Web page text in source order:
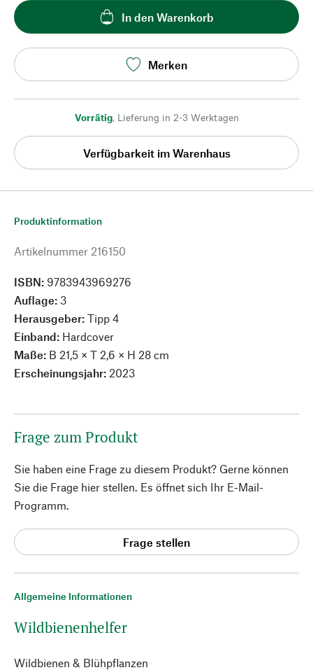
In den Warenkorb
Merken
Vorrätig, Lieferung in 2-3 Werktagen
Verfügbarkeit im Warenhaus
Allgemeine Informationen
Wildbienenhelfer
Wildbienen & Blühpflanzen
Produktinformation
Artikelnummer 216150
ISBN: 9783943969276
Auflage: 3
Herausgeber: Tipp 4
Einband: Hardcover
Maße: B 21,5 × T 2,6 × H 28 cm
Erscheinungsjahr: 2023
Frage zum Produkt
Sie haben eine Frage zu diesem Produkt? Gerne können
Sie die Frage hier stellen. Es öffnet sich Ihr E-Mail-
Programm.
Frage stellen